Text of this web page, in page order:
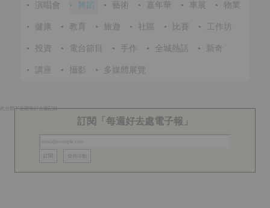
• 演唱會 • 舞蹈 • 藝術 • 嘉年華 • 車展 • 物業
• 健康 • 教育 • 旅遊 • 社區 • 比賽 • 工作坊
• 投資 • 電台節目 • 手作 • 全城熱話 • 新奇
• 講座 • 攝影 • 多媒體展覽
此分類下近期無好去處記錄
訂閱「每週好去處電子報」